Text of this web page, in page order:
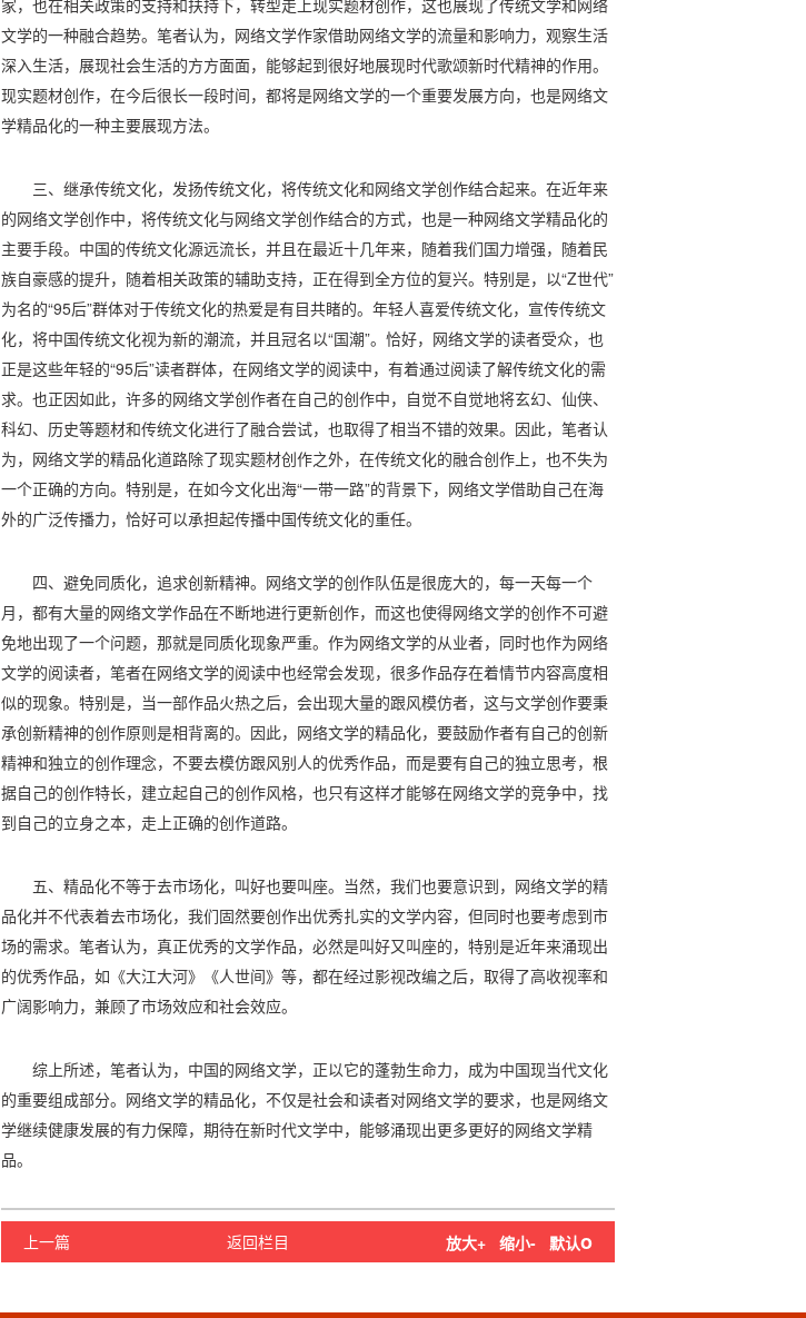
家，也在相关政策的支持和扶持下，转型走上现实题材创作，这也展现了传统文学和网络
文学的一种融合趋势。笔者认为，网络文学作家借助网络文学的流量和影响力，观察生活
深入生活，展现社会生活的方方面面，能够起到很好地展现时代歌颂新时代精神的作用。
现实题材创作，在今后很长一段时间，都将是网络文学的一个重要发展方向，也是网络文
学精品化的一种主要展现方法。
三、继承传统文化，发扬传统文化，将传统文化和网络文学创作结合起来。在近年来
的网络文学创作中，将传统文化与网络文学创作结合的方式，也是一种网络文学精品化的
主要手段。中国的传统文化源远流长，并且在最近十几年来，随着我们国力增强，随着民
族自豪感的提升，随着相关政策的辅助支持，正在得到全方位的复兴。特别是，以“Z世代”
为名的“95后”群体对于传统文化的热爱是有目共睹的。年轻人喜爱传统文化，宣传传统文
化，将中国传统文化视为新的潮流，并且冠名以“国潮”。恰好，网络文学的读者受众，也
正是这些年轻的“95后”读者群体，在网络文学的阅读中，有着通过阅读了解传统文化的需
求。也正因如此，许多的网络文学创作者在自己的创作中，自觉不自觉地将玄幻、仙侠、
科幻、历史等题材和传统文化进行了融合尝试，也取得了相当不错的效果。因此，笔者认
为，网络文学的精品化道路除了现实题材创作之外，在传统文化的融合创作上，也不失为
一个正确的方向。特别是，在如今文化出海“一带一路”的背景下，网络文学借助自己在海
外的广泛传播力，恰好可以承担起传播中国传统文化的重任。
四、避免同质化，追求创新精神。网络文学的创作队伍是很庞大的，每一天每一个
月，都有大量的网络文学作品在不断地进行更新创作，而这也使得网络文学的创作不可避
免地出现了一个问题，那就是同质化现象严重。作为网络文学的从业者，同时也作为网络
文学的阅读者，笔者在网络文学的阅读中也经常会发现，很多作品存在着情节内容高度相
似的现象。特别是，当一部作品火热之后，会出现大量的跟风模仿者，这与文学创作要秉
承创新精神的创作原则是相背离的。因此，网络文学的精品化，要鼓励作者有自己的创新
精神和独立的创作理念，不要去模仿跟风别人的优秀作品，而是要有自己的独立思考，根
据自己的创作特长，建立起自己的创作风格，也只有这样才能够在网络文学的竞争中，找
到自己的立身之本，走上正确的创作道路。
五、精品化不等于去市场化，叫好也要叫座。当然，我们也要意识到，网络文学的精
品化并不代表着去市场化，我们固然要创作出优秀扎实的文学内容，但同时也要考虑到市
场的需求。笔者认为，真正优秀的文学作品，必然是叫好又叫座的，特别是近年来涌现出
的优秀作品，如《大江大河》《人世间》等，都在经过影视改编之后，取得了高收视率和
广阔影响力，兼顾了市场效应和社会效应。
综上所述，笔者认为，中国的网络文学，正以它的蓬勃生命力，成为中国现当代文化
的重要组成部分。网络文学的精品化，不仅是社会和读者对网络文学的要求，也是网络文
学继续健康发展的有力保障，期待在新时代文学中，能够涌现出更多更好的网络文学精
品。
返回栏目
上一篇 放大+ 缩小- 默认o